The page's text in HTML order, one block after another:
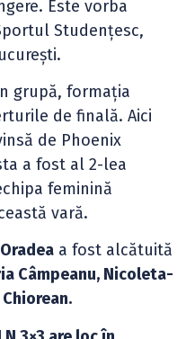
Este vorba
Studențesc,
grupă, formația
de finală. Aici
de Phoenix
a fost al 2-lea
feminină
vară.
a fost alcătuită
Câmpeanu, Nicoleta-